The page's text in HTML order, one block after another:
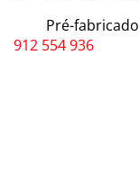
Pré-fabricados
912 554 936